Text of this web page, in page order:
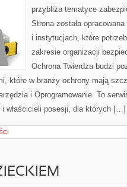
przybliża tematyce
Strona została
i instytucjach, które
zakresie organizacji
Ochrona Twierdza budzi
które w branży ochrony mają
i Oprogramowanie. To
i właścicieli posesji, dla których […]